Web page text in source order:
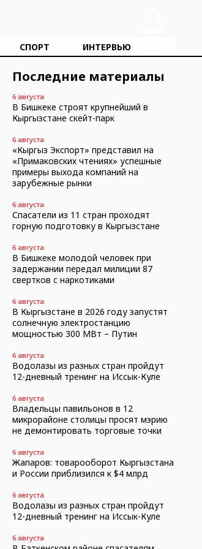
СПОРТ ИНТЕРВЬЮ
Последние материалы
6 августа
В Бишкеке строят крупнейший в
Кыргызстане скейт-парк
6 августа
«Кыргыз Экспорт» представил на
«Примаковских чтениях» успешные
примеры выхода компаний на
зарубежные рынки
6 августа
Спасатели из 11 стран проходят
горную подготовку в Кыргызстане
6 августа
В Бишкеке молодой человек при
задержании передал милиции 87
свертков с наркотиками
6 августа
В Кыргызстане в 2026 году запустят
солнечную электростанцию
мощностью 300 МВт – Путин
6 августа
Водолазы из разных стран пройдут
12-дневный тренинг на Иссык-Куле
6 августа
Владельцы павильонов в 12
микрорайоне столицы просят мэрию
не демонтировать торговые точки
6 августа
Жапаров: товарооборот Кыргызстана
и России приблизился к $4 млрд
6 августа
Водолазы из разных стран пройдут
12-дневный тренинг на Иссык-Куле
6 августа